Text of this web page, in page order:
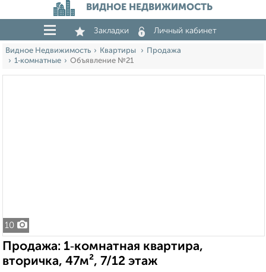
ВИДНОЕ НЕДВИЖИМОСТЬ
Закладки Личный кабинет
Видное Недвижимость Квартиры
Продажа
1‑комнатные
Объявление №21
10
Продажа: 1‑комнатная квартира,
вторичка, 47м², 7/12 этаж